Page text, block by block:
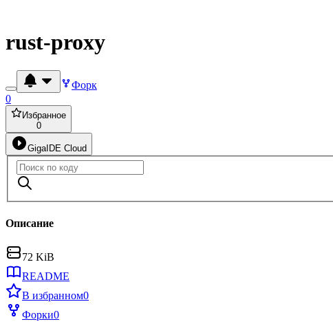
rust-proxy
Форк
0
Избранное
0
GigaIDE Cloud
Описание
72 KiB
README
В избранном0
Форки0